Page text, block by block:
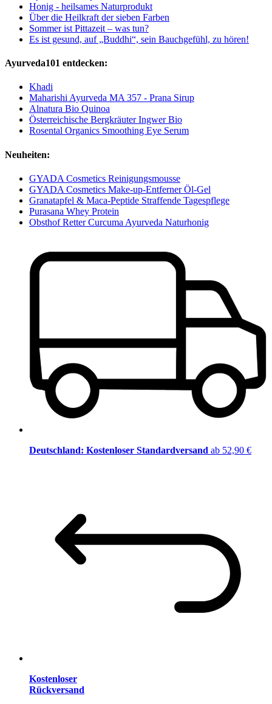
Honig - heilsames Naturprodukt
Über die Heilkraft der sieben Farben
Sommer ist Pittazeit – was tun?
Es ist gesund, auf „Buddhi“, sein Bauchgefühl, zu hören!
Ayurveda101 entdecken:
Khadi
Maharishi Ayurveda MA 357 - Prana Sirup
Alnatura Bio Quinoa
Österreichische Bergkräuter Ingwer Bio
Rosental Organics Smoothing Eye Serum
Neuheiten:
GYADA Cosmetics Reinigungsmousse
GYADA Cosmetics Make-up-Entferner Öl-Gel
Granatapfel & Maca-Peptide Straffende Tagespflege
Purasana Whey Protein
Obsthof Retter Curcuma Ayurveda Naturhonig
Deutschland: Kostenloser Standardversand ab 52,90 €
Kostenloser
Rückversand